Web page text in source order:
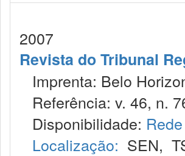
2007
Revista do Tribunal
Imprenta: Belo
Referência: v. 46, n.
Disponibilidade:
Localização: SEN,